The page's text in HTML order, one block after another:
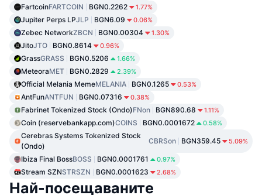
FartcoinFARTCOIN BGN0.2262 1.77%
Jupiter Perps LPJLP BGN6.09 0.06%
Zebec NetworkZBCN BGN0.00304 1.30%
JitoJTO BGN0.8614 0.96%
GrassGRASS BGN0.5206 1.66%
MeteoraMET BGN0.2829 2.39%
Official Melania MemeMELANIA BGN0.1265 0.53%
AntFunANTFUN BGN0.07316 0.38%
Fabrinet Tokenized Stock (Ondo)FNon BGN890.68 1.11%
Coin (reservebankapp.com)COINS BGN0.0001672 0.58%
Cerebras Systems Tokenized Stock
(Ondo)
CBRSon BGN359.45 5.09%
Ibiza Final BossBOSS BGN0.0001761 0.97%
Stream SZNSTRSZN BGN0.0001623 2.68%
Най-посещаваните